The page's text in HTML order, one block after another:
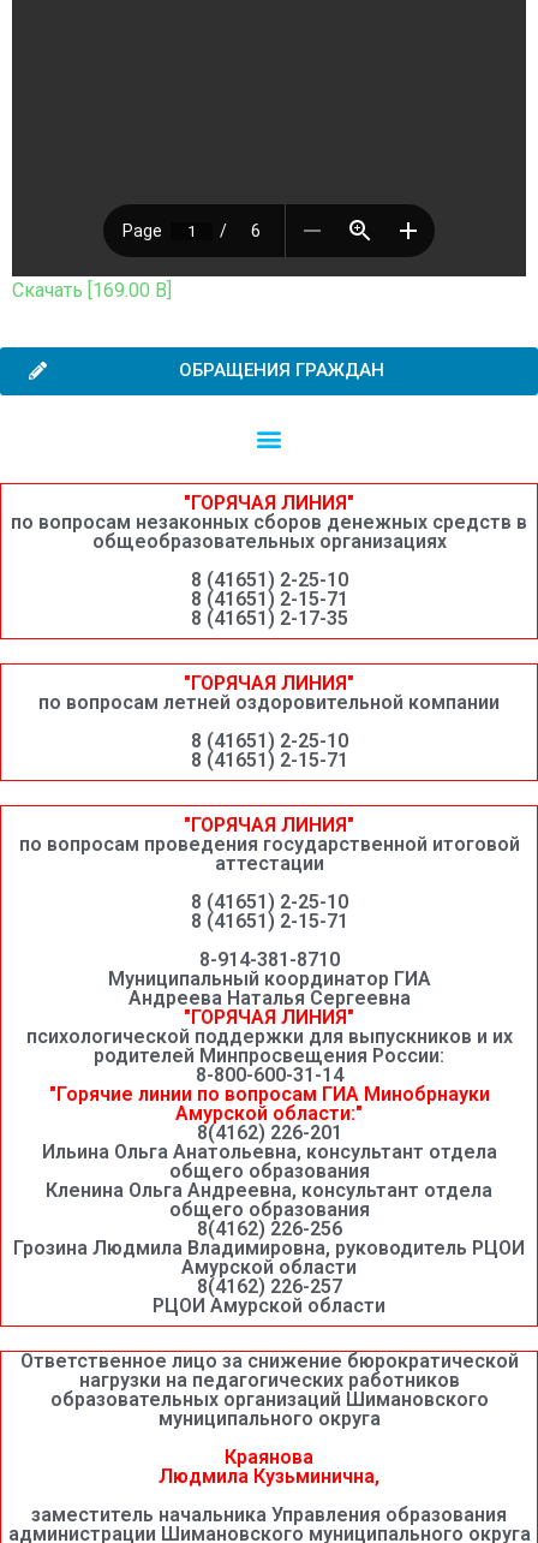
Скачать [169.00 B]
ОБРАЩЕНИЯ ГРАЖДАН
"ГОРЯЧАЯ ЛИНИЯ"
по вопросам незаконных сборов денежных средств в
общеобразовательных организациях
8 (41651) 2-25-10
8 (41651) 2-15-71
8 (41651) 2-17-35
"ГОРЯЧАЯ ЛИНИЯ"
по вопросам летней оздоровительной компании
8 (41651) 2-25-10
8 (41651) 2-15-71
"ГОРЯЧАЯ ЛИНИЯ"
по вопросам проведения государственной итоговой
аттестации
8 (41651) 2-25-10
8 (41651) 2-15-71
8-914-381-8710
Муниципальный координатор ГИА
Андреева Наталья Сергеевна
"ГОРЯЧАЯ ЛИНИЯ"
психологической поддержки для выпускников и их
родителей Минпросвещения России:
8-800-600-31-14
"Горячие линии по вопросам ГИА Минобрнауки
Амурской области:"
8(4162) 226-201
Ильина Ольга Анатольевна, консультант отдела
общего образования
Кленина Ольга Андреевна, консультант отдела
общего образования
8(4162) 226-256
Грозина Людмила Владимировна, руководитель РЦОИ
Амурской области
8(4162) 226-257
РЦОИ Амурской области
Ответственное лицо за снижение бюрократической
нагрузки на педагогических работников
образовательных организаций Шимановского
муниципального округа
Краянова
Людмила Кузьминична,
заместитель начальника Управления образования
администрации Шимановского муниципального округа